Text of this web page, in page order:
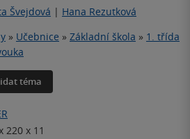
Švejdová | Hana Rezutková
» Učebnice » Základní škola » 1. třída
téma
220 x 11